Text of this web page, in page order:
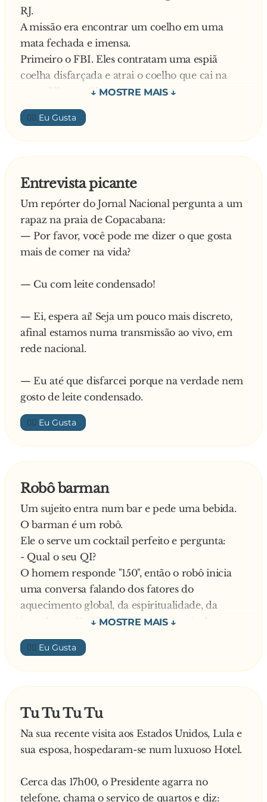
peruca loira e um vestido rosa.
- Agora eu provo que essa máquina é burra -
disse o lusitano, sentindo-se desafiado.
E a máquina acusou de novo:
- Joaquim Pereira, 45 anos, português, casado, e
que por causa dessa viadagem acaba de perder
RJ.
A missão era encontrar um coelho em uma
mata fechada e imensa.
Primeiro o FBI. Eles contratam uma espiã
coelha disfarçada e atrai o coelho que cai na
armadilha em 3h.
Depois a Swat. Numa operação de 50 homens e
20 helicópiteros eles pegam o coelho em 1h.
Todos ficam admirados Por último, a BM do
Rio, eles vem em uma D-20 com a porta da
com a metade do corpo para fora batendo na
camionete com as armas e gritando: UUU,
TERERE, UUU,TERERE Em vinte minutos eles
voltam, e todos olham espantados para eles
abrindo a traseira da camionete Logo depois sai
Eu sou um coelho!! Eu sou um coelho
👍🏼
Entrevista picante
Um repórter do Jornal Nacional pergunta a um
rapaz na praia de Copacabana:
— Por favor, você pode me dizer o que gosta
mais de comer na vida?
— Cu com leite condensado!
— Ei, espera aí! Seja um pouco mais discreto,
afinal estamos numa transmissão ao vivo, em
rede nacional.
— Eu até que disfarcei porque na verdade nem
gosto de leite condensado.
👍🏼
Robô barman
Um sujeito entra num bar e pede uma bebida.
O barman é um robô.
Ele o serve um cocktail perfeito e pergunta:
- Qual o seu QI?
O homem responde "150", então o robô inicia
uma conversa falando dos fatores do
aquecimento global, da espiritualidade, da
interdependência ambiental, da teoria das
cordas, de nanotecnologia, e por aí foi...
O cara ficou impressionado, e resolveu testar o
robô. Saiu, deu uma volta e retornou ao balcão
pedindo outra bebida. Novamente o robô serve
- Qual seu QI?
O homem responde:
- Deve ser uns 100...
sobre futebol, supermodelos, comidas favoritas,
armas, corpo da mulher, e outros assuntos
👍🏼
Tu Tu Tu Tu
Na sua recente visita aos Estados Unidos, Lula e
sua esposa, hospedaram-se num luxuoso Hotel.
Cerca das 17h00, o Presidente agarra no
telefone, chama o serviço de quartos e diz: